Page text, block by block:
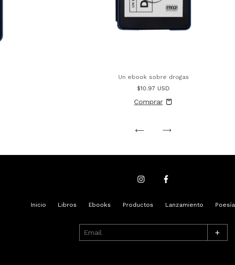
Un ebook sobre drogas
$10.97 USD
Inicio Libros Ebooks Productos Lanzamiento Poesía
+